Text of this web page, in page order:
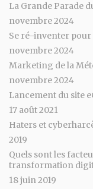
La Grande Parade
novembre 2024
Se ré-inventer
novembre 2024
Marketing de la
novembre 2024
Lancement du site
17 août 2021
Haters et
2019
Quels sont les
transformation
18 juin 2019